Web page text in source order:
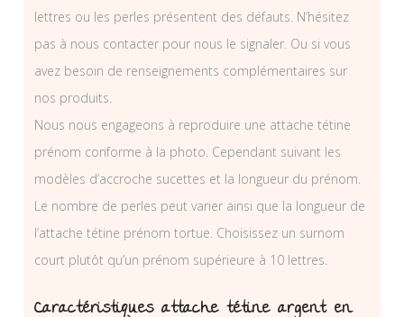
lettres ou les perles présentent des défauts. N’hésitez
pas à nous contacter pour nous le signaler. Ou si vous
avez besoin de renseignements complémentaires sur
nos produits.
Nous nous engageons à reproduire une attache tétine
prénom conforme à la photo. Cependant suivant les
modèles d’accroche sucettes et la longueur du prénom.
Le nombre de perles peut varier ainsi que la longueur de
l’attache tétine prénom tortue. Choisissez un surnom
court plutôt qu’un prénom supérieure à 10 lettres.
Caractéristiques attache tétine argent en